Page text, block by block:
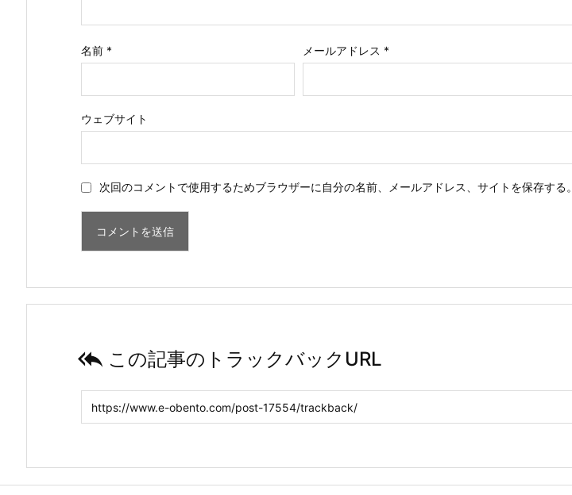
名前 * メールアドレス *
ウェブサイト
次回のコメントで使用するためブラウザーに自分の名前、メールアドレス、サイトを保存する。
 この記事のトラックバックURL